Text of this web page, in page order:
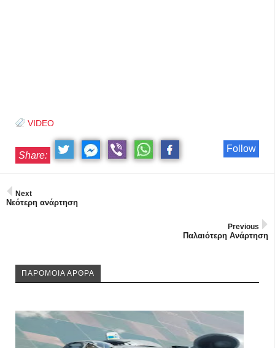
VIDEO
Follow
Share:
Next
Νεότερη ανάρτηση
Previous
Παλαιότερη Ανάρτηση
ΠΑΡΟΜΟΙΑ ΑΡΘΡΑ